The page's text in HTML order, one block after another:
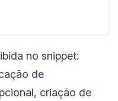
no snippet:
de
criação de